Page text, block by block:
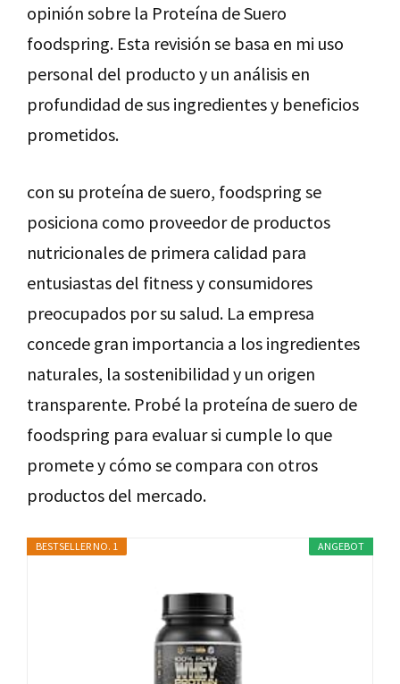
opinión sobre la Proteína de Suero
foodspring. Esta revisión se basa en mi uso
personal del producto y un análisis en
profundidad de sus ingredientes y beneficios
prometidos.
con su proteína de suero, foodspring se
posiciona como proveedor de productos
nutricionales de primera calidad para
entusiastas del fitness y consumidores
preocupados por su salud. La empresa
concede gran importancia a los ingredientes
naturales, la sostenibilidad y un origen
transparente. Probé la proteína de suero de
foodspring para evaluar si cumple lo que
promete y cómo se compara con otros
productos del mercado.
ANGEBOT
BESTSELLER NO. 1